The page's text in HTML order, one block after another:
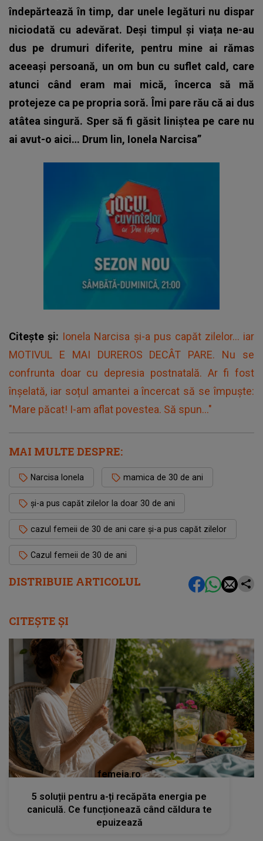
DISTRIBUIE ARTICOLUL
îndepărtează în timp, dar unele legături nu dispar
niciodată cu adevărat. Deși timpul și viața ne-au
dus pe drumuri diferite, pentru mine ai rămas
aceeași persoană, un om bun cu suflet cald, care
atunci când eram mai mică, încerca să mă
protejeze ca pe propria soră. Îmi pare rău că ai dus
atâtea singură. Sper să fi găsit liniștea pe care nu
ai avut-o aici… Drum lin, Ionela Narcisa”
Citește și: Ionela Narcisa și-a pus capăt zilelor... iar
MOTIVUL E MAI DUREROS DECÂT PARE. Nu se
confrunta doar cu depresia postnatală. Ar fi fost
înșelată, iar soțul amantei a încercat să se împuște:
"Mare păcat! I-am aflat povestea. Să spun..."
MAI MULTE DESPRE:
Narcisa Ionela mamica de 30 de ani
și-a pus capăt zilelor la doar 30 de ani
cazul femeii de 30 de ani care și-a pus capăt zilelor
Cazul femeii de 30 de ani
CITEȘTE ȘI
femeia.ro
5 soluții pentru a-ți recăpăta energia pe
caniculă. Ce funcționează când căldura te
epuizează